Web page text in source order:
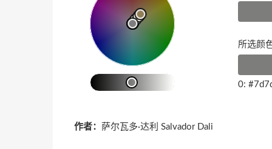
所选颜
0:
作者： 萨尔瓦多·达利 Salvador Dali